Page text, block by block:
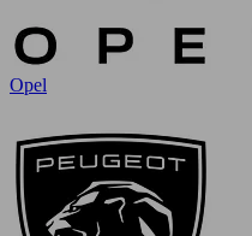
Opel